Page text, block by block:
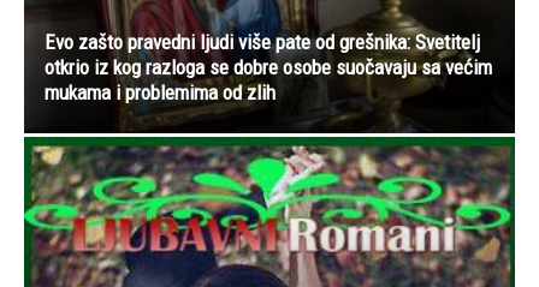
Evo zašto pravedni ljudi više pate od grešnika: Svetitelj
otkrio iz kog razloga se dobre osobe suočavaju sa većim
mukama i problemima od zlih